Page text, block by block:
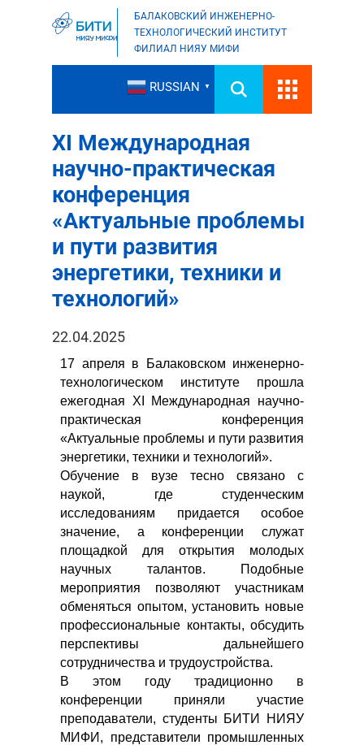
БАЛАКОВСКИЙ ИНЖЕНЕРНО-
ТЕХНОЛОГИЧЕСКИЙ ИНСТИТУТ
ФИЛИАЛ НИЯУ МИФИ
RUSSIAN ▼
XI Международная
научно-практическая
конференция
«Актуальные проблемы
и пути развития
энергетики, техники и
технологий»
22.04.2025
17 апреля в Балаковском инженерно-
технологическом институте прошла
ежегодная XI Международная научно-
практическая конференция
«Актуальные проблемы и пути развития
энергетики, техники и технологий».
Обучение в вузе тесно связано с
наукой, где студенческим
исследованиям придается особое
значение, а конференции служат
площадкой для открытия молодых
научных талантов. Подобные
мероприятия позволяют участникам
обменяться опытом, установить новые
профессиональные контакты, обсудить
перспективы дальнейшего
сотрудничества и трудоустройства.
В этом году традиционно в
конференции приняли участие
преподаватели, студенты БИТИ НИЯУ
МИФИ, представители промышленных